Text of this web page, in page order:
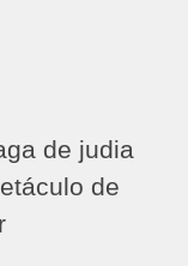
de judia
de